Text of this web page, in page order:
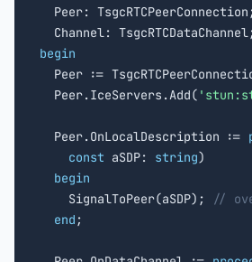
Peer:
begin
Peer :=
  Peer.IceServers.Add(
  Peer.OnLocalDescription :=
const aSDP: string)
begin
    SignalToPeer(aSDP);
//
end ;